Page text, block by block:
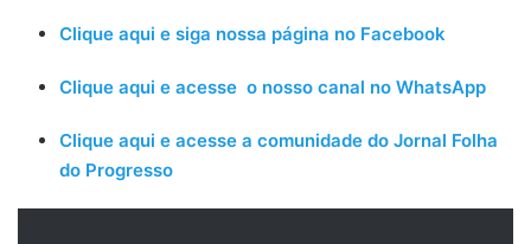
Clique aqui e siga nossa página no Facebook
Clique aqui e acesse o nosso canal no WhatsApp
Clique aqui e acesse a comunidade do Jornal Folha
do Progresso